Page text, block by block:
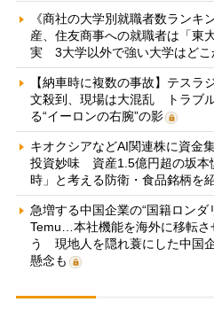
《商社の大学別就職者数ランキ
産、住友商事への就職者は「東
実 3大学以外で強い大学はどこ
【納車時に複数の事故】テスラ
文殺到、現場は大混乱 トラブ
る“イーロンの右腕”の影
キオクシアなどAI関連株に資金
投資妙味 資産1.5億円超の坂本
時」と考える防衛・食品銘柄を
急増する中国企業の“国籍ロンダ
Temu…本社機能を海外に移転さ
う 現地人を隠れ蓑にした中国
懸念も